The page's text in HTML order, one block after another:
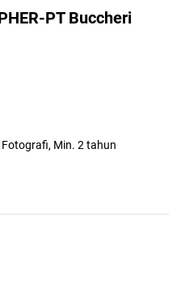
PT Buccheri
Min. 2 tahun